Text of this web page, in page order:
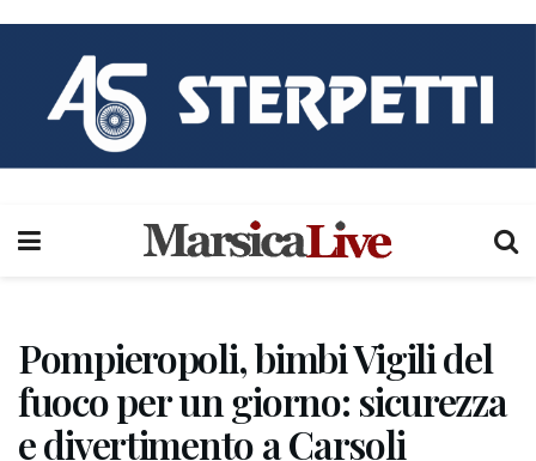
Pompieropoli, bimbi Vigili del
fuoco per un giorno: sicurezza
e divertimento a Carsoli